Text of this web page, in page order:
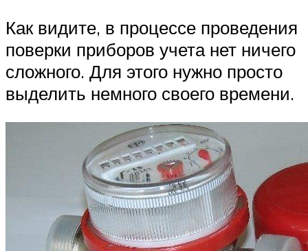
Как видите, в процессе проведения
поверки приборов учета нет ничего
сложного. Для этого нужно просто
выделить немного своего времени.